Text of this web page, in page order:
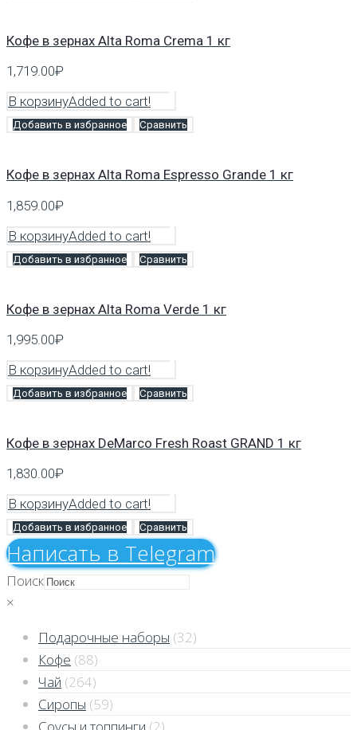
Кофе в зернах Alta Roma Crema 1 кг
1,719.00₽
В корзинуAdded to cart!
Добавить в избранное Сравнить
Кофе в зернах Alta Roma Espresso Grande 1 кг
1,859.00₽
В корзинуAdded to cart!
Добавить в избранное Сравнить
Кофе в зернах Alta Roma Verde 1 кг
1,995.00₽
В корзинуAdded to cart!
Добавить в избранное Сравнить
Кофе в зернах DeMarco Fresh Roast GRAND 1 кг
1,830.00₽
В корзинуAdded to cart!
Добавить в избранное Сравнить
Напиcать в Telegram
Поиск
×
Подарочные наборы (32)
Кофе (88)
Чай (264)
Сиропы (59)